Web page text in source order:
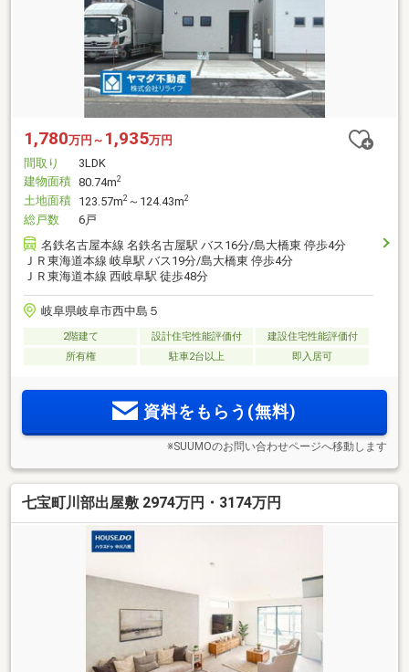
1,780万円～ 1,935万円
間取り
3LDK
建物面積 80.74m2
土地面積 123.57m2 ～124.43m2
総戸数
6戸
名鉄名古屋本線 名鉄名古屋駅 バス16分/島大橋東 停歩4分
ＪＲ東海道本線 岐阜駅 バス19分/島大橋東 停歩4分
ＪＲ東海道本線 西岐阜駅 徒歩48分
岐阜県岐阜市西中島５
2階建て 設計住宅性能評価付
建設住宅性能評価付
所有権
駐車2台以上 即入居可
資料をもらう(無料)
※SUUMOのお問い合わせページへ移動します
七宝町川部出屋敷 2974万円・3174万円